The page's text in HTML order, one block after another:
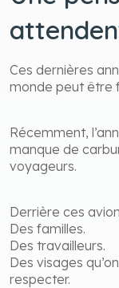
Ces dernières
monde peut être
Récemment,
manque de
voyageurs.
Derrière ces
Des familles.
Des travailleurs.
Des visages
respecter.